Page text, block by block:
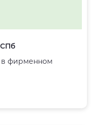
фирменном